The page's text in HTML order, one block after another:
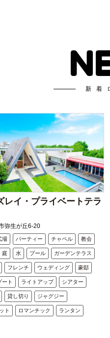
新着
レイ・プライベートテラ
弥生が丘6-20
場 パーティー チャペル 教会
庭 水 プール ガーデンテラス
フレンチ ウェディング 豪邸
ート ライトアップ シアター
貸し切り ジャグジー
ト ロマンチック ランタン